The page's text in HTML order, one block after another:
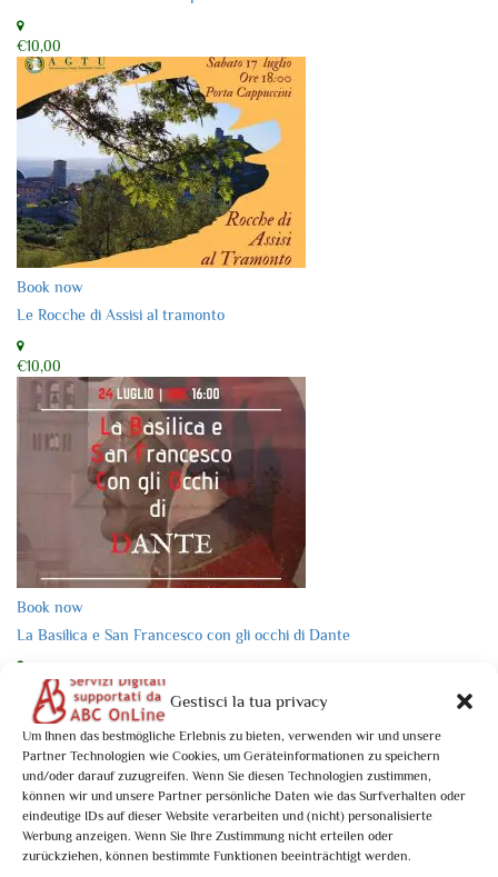
Gestisci la tua privacy
Um Ihnen das bestmögliche Erlebnis zu bieten, verwenden wir und unsere
Partner Technologien wie Cookies, um Geräteinformationen zu speichern
und/oder darauf zuzugreifen. Wenn Sie diesen Technologien zustimmen,
können wir und unsere Partner persönliche Daten wie das Surfverhalten oder
eindeutige IDs auf dieser Website verarbeiten und (nicht) personalisierte
Werbung anzeigen. Wenn Sie Ihre Zustimmung nicht erteilen oder
zurückziehen, können bestimmte Funktionen beeinträchtigt werden.
€10,00
Book now
Le Rocche di Assisi al tramonto
€10,00
Book now
La Basilica e San Francesco con gli occhi di Dante
€10,00